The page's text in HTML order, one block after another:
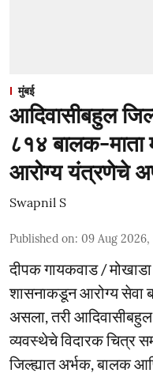
मुंबई
आदिवासीबहुल
८१४ बालक-माता
आरोग्य यंत्रणेचे
Swapnil S
Published on: 09 Aug 2026,
दीपक गायकवाड / मोखाडा
शासनाकडून आरोग्य सेवा
असला, तरी
व्यवस्थेचे विदारक चित्र
जिल्ह्यात अर्भक, बालक